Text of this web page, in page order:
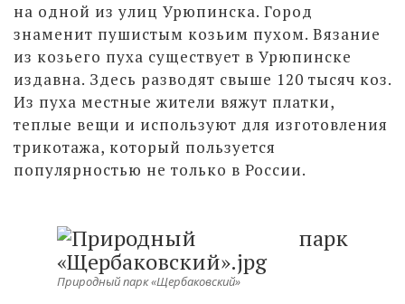
на одной из улиц Урюпинска. Город
знаменит пушистым козьим пухом. Вязание
из козьего пуха существует в Урюпинске
издавна. Здесь разводят свыше 120 тысяч коз.
Из пуха местные жители вяжут платки,
теплые вещи и используют для изготовления
трикотажа, который пользуется
популярностью не только в России.
Природный парк «Щербаковский»